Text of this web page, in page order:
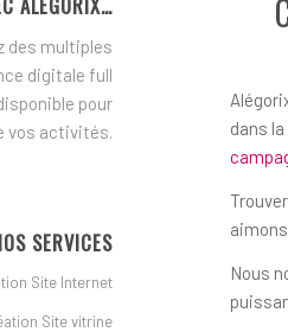
dans
Nous
des multiples
digitale full
pour
vos activités.
SERVICES
Site Internet
Site vitrine